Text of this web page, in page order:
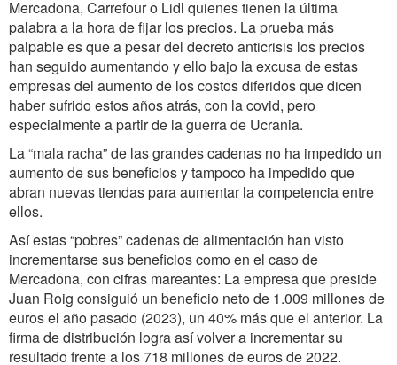
Mercadona, Carrefour o Lidl quienes tienen la última
palabra a la hora de fijar los precios. La prueba más
palpable es que a pesar del decreto anticrisis los precios
han seguido aumentando y ello bajo la excusa de estas
empresas del aumento de los costos diferidos que dicen
haber sufrido estos años atrás, con la covid, pero
especialmente a partir de la guerra de Ucrania.
La “mala racha” de las grandes cadenas no ha impedido un
aumento de sus beneficios y tampoco ha impedido que
abran nuevas tiendas para aumentar la competencia entre
ellos.
Así estas “pobres” cadenas de alimentación han visto
incrementarse sus beneficios como en el caso de
Mercadona, con cifras mareantes: La empresa que preside
Juan Roig consiguió un beneficio neto de 1.009 millones de
euros el año pasado (2023), un 40% más que el anterior. La
firma de distribución logra así volver a incrementar su
resultado frente a los 718 millones de euros de 2022.